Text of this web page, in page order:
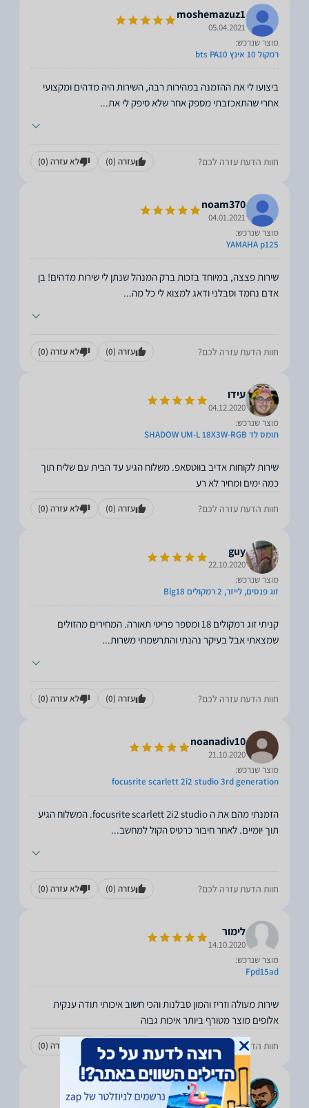
moshemazuz1
05.04.2021
מוצר שנרכש:
רמקול 10 אינץ bts PA10
אחרי שהתאכזבתי מספק אחר שלא סיפק לי את...
חוות הדעת עזרה לכם? עזרה (0) לא עזרה (0)
noam370
04.01.2021
מוצר שנרכש:
YAMAHA p125
שירות פצצה, במיוחד בזכות ברק המנהל שנתן לי שירות מדהים! בן
אדם נחמד וסבלני ודאג למצוא לי כל מה...
חוות הדעת עזרה לכם? עזרה (0) לא עזרה (0)
עידו
04.12.2020
מוצר שנרכש:
תומס לד SHADOW UM-L 18X3W-RGB
שירות לקוחות אדיב בווטסאפ. משלוח הגיע עד הבית עם שליח תוך
כמה ימים ומחיר לא רע
חוות הדעת עזרה לכם? עזרה (0) לא עזרה (0)
guy
22.10.2020
מוצר שנרכש:
זוג פנסים, לייזר, 2 רמקולים Blg18
קניתי זוג רמקולים 18 ומספר פריטי תאורה. המחירים מהזולים
שמצאתי אבל בעיקר נהנתי והתרשמתי משרות...
חוות הדעת עזרה לכם? עזרה (0) לא עזרה (0)
noanadiv10
21.10.2020
מוצר שנרכש:
focusrite scarlett 2i2 studio 3rd generation
הזמנתי מהם את ה focusrite scarlett 2i2 studio. המשלוח הגיע
תוך יומיים. לאחר חיבור כרטיס הקול למחשב...
חוות הדעת עזרה לכם? עזרה (0) לא עזרה (0)
לימור
14.10.2020
מוצר שנרכש:
Fpd15ad
שירות מעולה וזריז והמון סבלנות והכי חשוב איכותי תודה ענקית
אלופים מוצר מטורף ביותר איכות גבוה
חוות הדעת עזרה לכם? עזרה לא עזרה (0)
joesblogteam
08.09.2020